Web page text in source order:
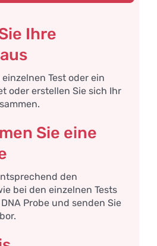
Ihre
Test oder ein
oder erstellen Sie sich Ihr
Sie eine
den
bei den einzelnen Tests
Probe und senden Sie